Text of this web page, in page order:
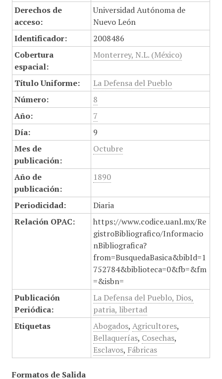
Derechos de
acceso:
Universidad Autónoma de
Nuevo León
Identificador:
2008486
Cobertura
espacial:
Monterrey, N.L. (México)
Título Uniforme:
La Defensa del Pueblo
Número:
8
Año:
7
Día:
9
Mes de
publicación:
Octubre
Año de
publicación:
1890
Periodicidad:
Diaria
Relación OPAC:
https://www.codice.uanl.mx/Re
gistroBibliografico/Informacio
nBibliografica?
from=BusquedaBasica&bibId=1
752784&biblioteca=0&fb=&fm
=&isbn=
Publicación
Periódica:
La Defensa del Pueblo, Dios,
patria, libertad
Etiquetas
Abogados, Agricultores,
Bellaquerías, Cosechas,
Esclavos, Fábricas
Formatos de Salida